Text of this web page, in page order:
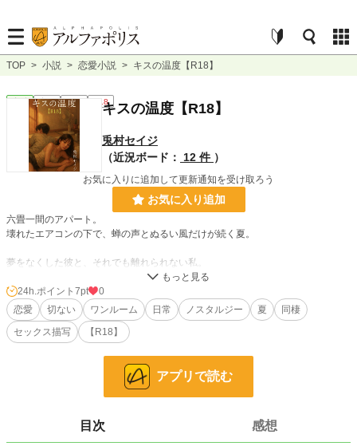
TOP > 小説 > 恋愛小説 > キスの温度【R18】
完結 短編 R18キスの温度【R18】
兎村セイジ
（近況ボード：
12 件 ）
お気に入りに追加して更新通知を受け取ろう
お気に入り追加
六畳一間のアパート。
壊れたエアコンの下で、蝉の声とぬるい風だけが続く夏。
夢をなくした彼と、それでも離れられない私。
二年の記念日さえ忘れられた夜、愛しさと諦めのあいだで、胸の奥が軋んでい
く。
「最後に見たい？」
いずれ終わる恋かもしれない。
24h.ポイント 7pt
0
恋愛
切ない ワンルーム 日常 ノスタルジー 夏
同棲
セックス描写
【R18】
アプリで読む
目次 感想